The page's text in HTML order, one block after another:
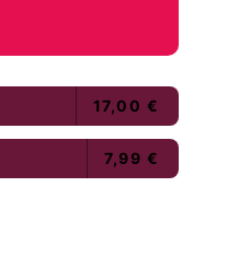
17,00 €
7,99 €